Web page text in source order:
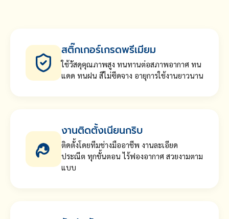
สติ๊กเกอร์เกรดพรีเมียม
ใช้วัสดุคุณภาพสูง ทนทานต่อสภาพอากาศ ทน
แดด ทนฝน สีไม่ซีดจาง อายุการใช้งานยาวนาน
งานติดตั้งเนียนกริบ
ติดตั้งโดยทีมช่างมืออาชีพ งานละเอียด
ประณีต ทุกขั้นตอน ไร้ฟองอากาศ สวยงามตาม
แบบ